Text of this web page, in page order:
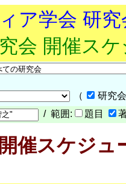
ア学会 研
会 開催ス
（
研究
/ 範囲: 題目
催スケジュ